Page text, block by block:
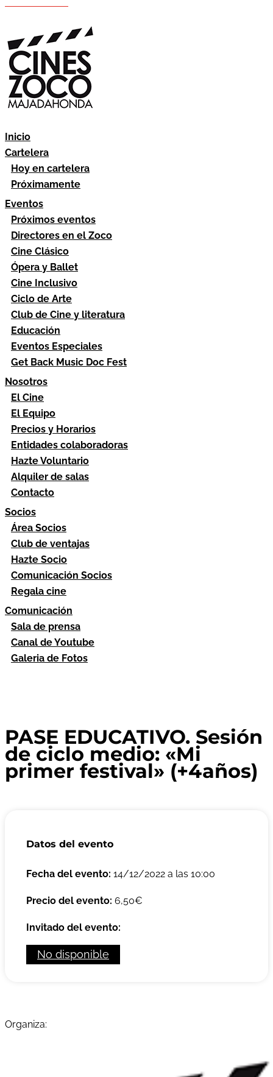
Inicio
Cartelera
Hoy en cartelera
Próximamente
Eventos
Próximos eventos
Directores en el Zoco
Cine Clásico
Ópera y Ballet
Cine Inclusivo
Ciclo de Arte
Club de Cine y literatura
Educación
Eventos Especiales
Get Back Music Doc Fest
Nosotros
El Cine
El Equipo
Precios y Horarios
Entidades colaboradoras
Hazte Voluntario
Alquiler de salas
Contacto
Socios
Área Socios
Club de ventajas
Hazte Socio
Comunicación Socios
Regala cine
Comunicación
Sala de prensa
Canal de Youtube
Galeria de Fotos
PASE EDUCATIVO. Sesión
de ciclo medio: «Mi
primer festival» (+4años)
Datos del evento
Fecha del evento: 14/12/2022 a las 10:00
Precio del evento: 6,50€
Invitado del evento:
No disponible
Organiza: